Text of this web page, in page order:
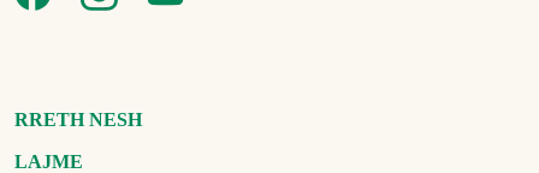
RRETH NESH
LAJME